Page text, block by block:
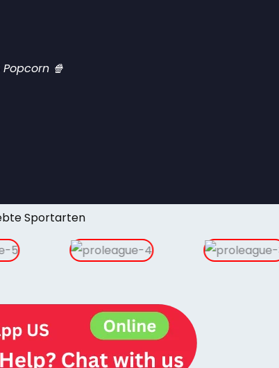
Popcorn 🍿
Sportarten